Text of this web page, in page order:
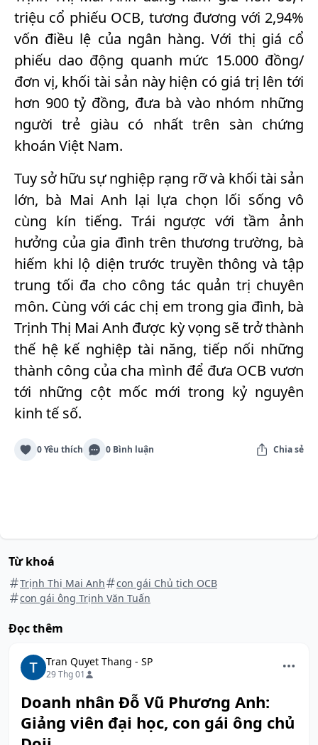
triệu cổ phiếu OCB, tương đương với 2,94%
vốn điều lệ của ngân hàng. Với thị giá cổ
phiếu dao động quanh mức 15.000 đồng/
đơn vị, khối tài sản này hiện có giá trị lên tới
hơn 900 tỷ đồng, đưa bà vào nhóm những
người trẻ giàu có nhất trên sàn chứng
khoán Việt Nam.
Tuy sở hữu sự nghiệp rạng rỡ và khối tài sản
lớn, bà Mai Anh lại lựa chọn lối sống vô
cùng kín tiếng. Trái ngược với tầm ảnh
hưởng của gia đình trên thương trường, bà
hiếm khi lộ diện trước truyền thông và tập
trung tối đa cho công tác quản trị chuyên
môn. Cùng với các chị em trong gia đình, bà
Trịnh Thị Mai Anh được kỳ vọng sẽ trở thành
thế hệ kế nghiệp tài năng, tiếp nối những
thành công của cha mình để đưa OCB vươn
tới những cột mốc mới trong kỷ nguyên
kinh tế số.
0 Yêu thích 0 Bình luận Chia sẻ
Từ khoá
Trịnh Thị Mai Anh
con gái Chủ tịch OCB
con gái ông Trịnh Văn Tuấn
Đọc thêm
Tran Quyet Thang - SP
29 Thg 01
Doanh nhân Đỗ Vũ Phương Anh:
Giảng viên đại học, con gái ông chủ